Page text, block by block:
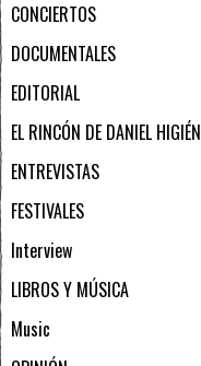
CONCIERTOS
DOCUMENTALES
EDITORIAL
EL RINCÓN DE DANIEL
ENTREVISTAS
FESTIVALES
Interview
LIBROS Y MÚSICA
Music